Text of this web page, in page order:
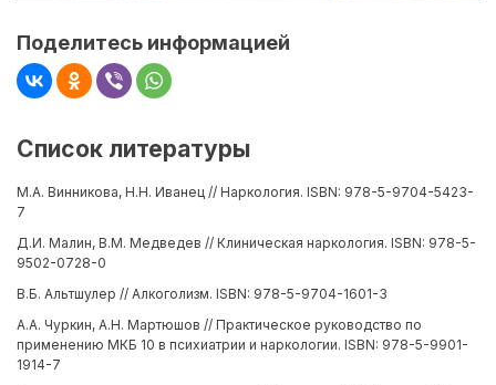
Поделитесь информацией
Список литературы
М.А. Винникова, Н.Н. Иванец // Наркология. ISBN: 978-5-9704-5423-
7
Д.И. Малин, В.М. Медведев // Клиническая наркология. ISBN: 978-5-
9502-0728-0
В.Б. Альтшулер // Алкоголизм. ISBN: 978-5-9704-1601-3
А.А. Чуркин, А.Н. Мартюшов // Практическое руководство по
применению МКБ 10 в психиатрии и наркологии. ISBN: 978-5-9901-
1914-7